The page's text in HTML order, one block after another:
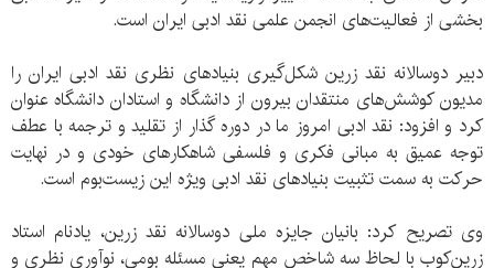
بخشی از فعالیت‌های انجمن علمی نقد ادبی ایران است.
دبیر دوسالانه نقد زرین شکل‌گیری بنیادهای نظری نقد ادبی ایران را
مدیون کوشش‌های منتقدان بیرون از دانشگاه و استادان دانشگاه عنوان
کرد و افزود: نقد ادبی امروز ما در دوره گذار از تقلید و ترجمه با عطف
توجه عمیق به مبانی فکری و فلسفی شاهکارهای خودی و در نهایت
حرکت به سمت تثبیت بنیادهای نقد ادبی ویژه این زیست‌بوم است.
وی تصریح کرد: بانیان جایزه ملی دوسالانه نقد زرین، یادنام استاد
زرین‌کوب با لحاظ سه شاخص مهم یعنی مسئله بومی، نوآوری نظری و